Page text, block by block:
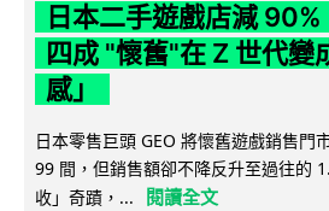
日本二手遊戲店減
四成 "懷舊"在 Z 世代變
感」
日本零售巨頭 GEO 將懷舊遊戲銷售門
99 間，但銷售額卻不降反升至過往的
收」奇蹟，...
閱讀全文